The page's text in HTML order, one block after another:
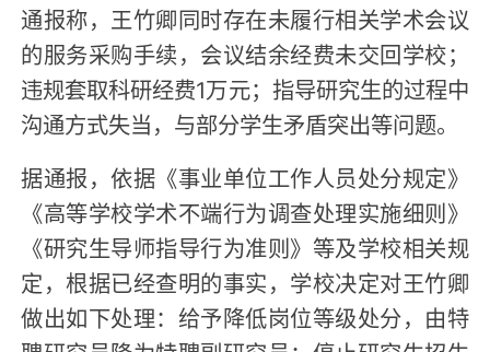
通报称，王竹卿同时存在未履行相关学术会议
的服务采购手续，会议结余经费未交回学校；
违规套取科研经费1万元；指导研究生的过程中
沟通方式失当，与部分学生矛盾突出等问题。
据通报，依据《事业单位工作人员处分规定》
《高等学校学术不端行为调查处理实施细则》
《研究生导师指导行为准则》等及学校相关规
定，根据已经查明的事实，学校决定对王竹卿
做出如下处理：给予降低岗位等级处分，由特